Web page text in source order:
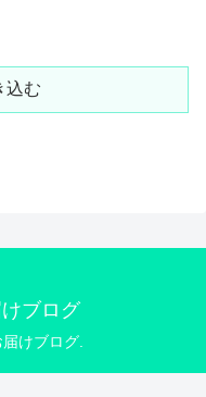
込む
ブログ
けブログ.